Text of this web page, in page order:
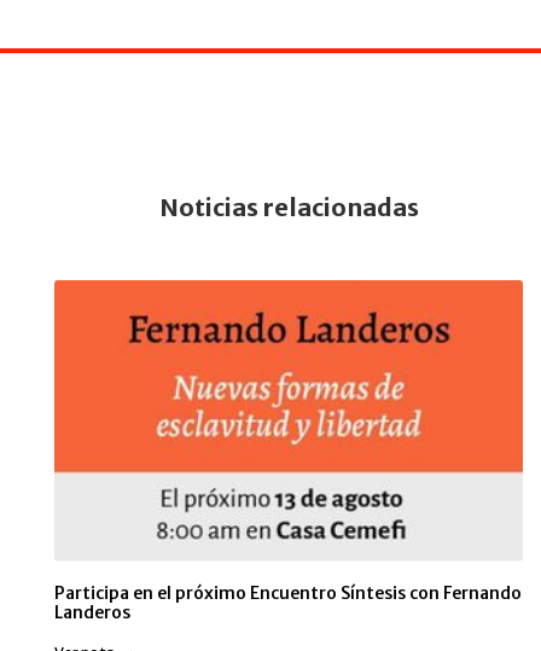
Noticias relacionadas
Participa en el próximo Encuentro Síntesis con Fernando
Landeros